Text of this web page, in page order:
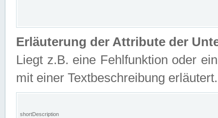
Erläuterung der Attribute der
Liegt z.B. eine Fehlfunktion oder
mit einer Textbeschreibung erläutert.
shortDescription